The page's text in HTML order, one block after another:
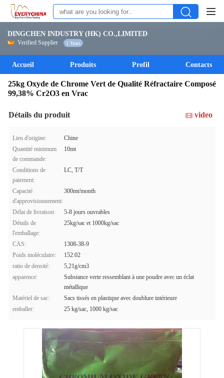
DINGCHEN INDUSTRY (HK) CO.,LIMITED
Verified Supplier 1 Years
Accueil Produits Profil Contacts
25kg Oxyde de Chrome Vert de Qualité Réfractaire Composé
99,38% Cr2O3 en Vrac
Détails du produit video
Lieu d'origine:
Chine
Quantité minimum
de commande:
10mt
Conditions de
paiement:
LC, T/T
Capacité
d'approvisionnement:
300mt/month
Délai de livraison:
5-8 jours ouvrables
Détails de
l'emballage:
25kg/sac et 1000kg/sac
CAS:
1308-38-9
Poids moléculaire:
152.02
ratio de densité:
5,21g/cm3
apparence:
Substance verte ressemblant à une poudre avec un éclat
métallique
Matériel de sac:
Sacs tissés en plastique avec doublure intérieure
emballer:
25 kg/sac, 1000 kg/sac